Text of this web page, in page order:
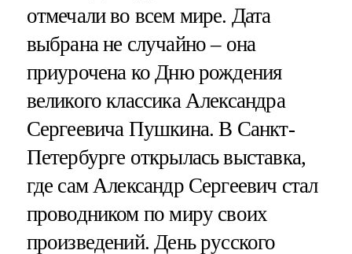
отмечали во всем мире. Дата
выбрана не случайно – она
приурочена ко Дню рождения
великого классика Александра
Сергеевича Пушкина. В Санкт-
Петербурге открылась выставка,
где сам Александр Сергеевич стал
проводником по миру своих
произведений. День русского